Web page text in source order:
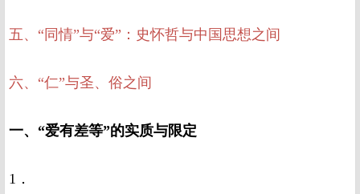
五、“同情”与“爱”：史怀哲与中国思想之间
六、“仁”与圣、俗之间
一、“爱有差等”的实质与限定
1．